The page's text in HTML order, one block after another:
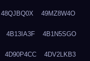
48QJBQ0X 49MZ8W4O
4B13IA3F 4B1N5SGO
4D90P4CC 4DV2LKB3